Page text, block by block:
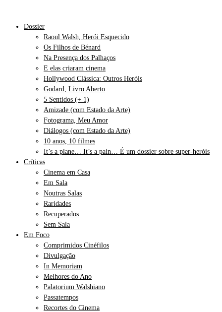
Dossier
Raoul Walsh, Herói Esquecido
Os Filhos de Bénard
Na Presença dos Palhaços
E elas criaram cinema
Hollywood Clássica: Outros Heróis
Godard, Livro Aberto
5 Sentidos (+ 1)
Amizade (com Estado da Arte)
Fotograma, Meu Amor
Diálogos (com Estado da Arte)
10 anos, 10 filmes
It’s a plane… It’s a pain… É um dossier sobre super-heróis
Críticas
Cinema em Casa
Em Sala
Noutras Salas
Raridades
Recuperados
Sem Sala
Em Foco
Comprimidos Cinéfilos
Divulgação
In Memoriam
Melhores do Ano
Palatorium Walshiano
Passatempos
Recortes do Cinema